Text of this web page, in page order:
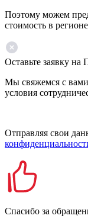
Поэтому можем
стоимость в
Оставьте заявку на
Мы свяжемся с
условия
Отправляя свои
Спасибо за